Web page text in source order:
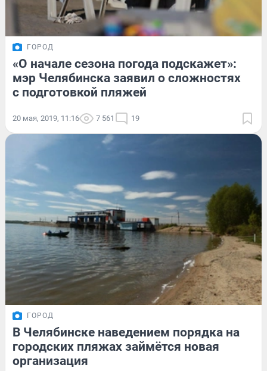
ГОРОД
«О начале сезона погода подскажет»:
мэр Челябинска заявил о сложностях
с подготовкой пляжей
20 мая, 2019, 11:16 7 561 19
ГОРОД
В Челябинске наведением порядка на
городских пляжах займётся новая
организация